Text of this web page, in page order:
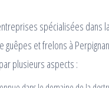
spécialisées dans la
et frelons à
plusieurs aspects :